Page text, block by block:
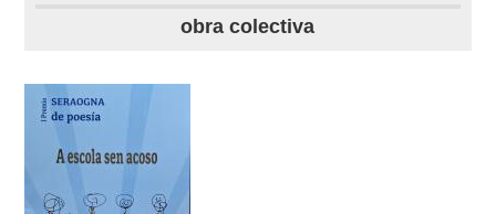
videoteca
outros docs
obra colectiva